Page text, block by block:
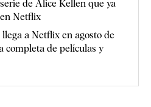
de Alice Kellen que ya
Netflix
llega a Netflix en agosto de
completa de películas y